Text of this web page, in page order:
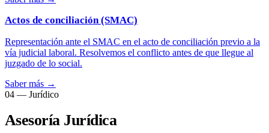
Actos de conciliación (SMAC)
Representación ante el SMAC en el acto de conciliación previo a la
vía judicial laboral. Resolvemos el conflicto antes de que llegue al
juzgado de lo social.
Saber más →
04 — Jurídico
Asesoría Jurídica